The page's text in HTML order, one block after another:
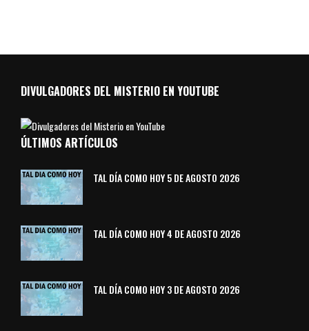
DIVULGADORES DEL MISTERIO EN YOUTUBE
ÚLTIMOS ARTÍCULOS
TAL DÍA COMO HOY 5 DE AGOSTO 2026
TAL DÍA COMO HOY 4 DE AGOSTO 2026
TAL DÍA COMO HOY 3 DE AGOSTO 2026